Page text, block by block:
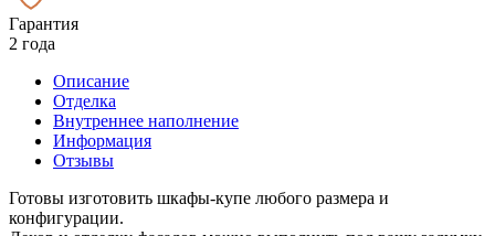
Гарантия
2 года
Описание
Отделка
Внутреннее наполнение
Информация
Отзывы
Готовы изготовить шкафы-купе любого размера и
конфигурации.